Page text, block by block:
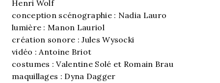
Henri Wolf
conception scénographie : Nadia Lauro
lumière : Manon Lauriol
création sonore : Jules Wysocki
vidéo : Antoine Briot
costumes : Valentine Solé et Romain Brau
maquillages : Dyna Dagger